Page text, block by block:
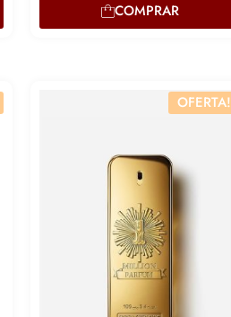
COMPRAR
OFERTA!